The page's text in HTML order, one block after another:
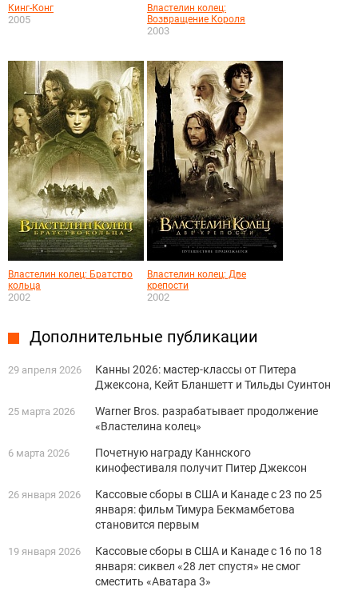
Кинг-Конг
2005
Властелин колец:
Возвращение Короля
2003
Властелин колец: Братство
кольца
2002
Властелин колец: Две
крепости
2002
Дополнительные публикации
29 апреля 2026
Канны 2026: мастер-классы от Питера
Джексона, Кейт Бланшетт и Тильды Суинтон
25 марта 2026
Warner Bros. разрабатывает продолжение
«Властелина колец»
6 марта 2026
Почетную награду Каннского
кинофестиваля получит Питер Джексон
26 января 2026
Кассовые сборы в США и Канаде с 23 по 25
января: фильм Тимура Бекмамбетова
становится первым
19 января 2026
Кассовые сборы в США и Канаде с 16 по 18
января: сиквел «28 лет спустя» не смог
сместить «Аватара 3»